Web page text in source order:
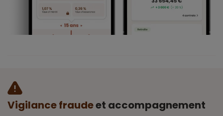
Vigilance fraudeet accompagnement